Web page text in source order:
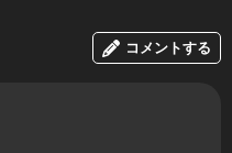
コメントする